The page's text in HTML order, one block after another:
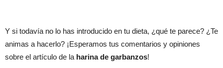
Y si todavía no lo has introducido en tu dieta, ¿qué te parece? ¿Te
animas a hacerlo? ¡Esperamos tus comentarios y opiniones
sobre el artículo de laharina de garbanzos!